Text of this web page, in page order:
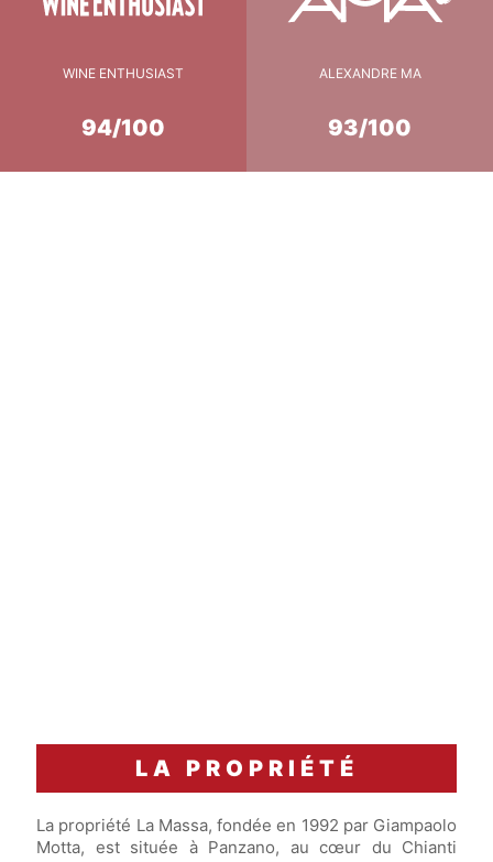
WINE ENTHUSIAST
94/100
ALEXANDRE MA
93/100
LA PROPRIÉTÉ
La propriété La Massa, fondée en 1992 par Giampaolo
Motta, est située à Panzano, au cœur du Chianti